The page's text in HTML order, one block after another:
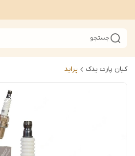
جستجو
کیان پارت یدک پراید